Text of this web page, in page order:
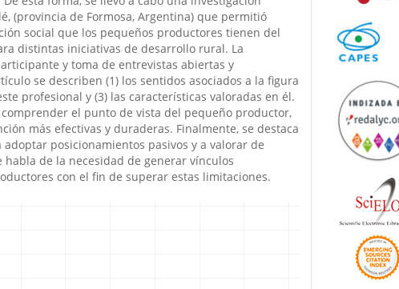
(provincia de Formosa, Argentina) que permitió
social que los pequeños productores tienen del
distintas iniciativas de desarrollo rural. La
y toma de entrevistas abiertas y
se describen (1) los sentidos asociados a la figura
profesional y (3) las caracterí­sticas valoradas en él.
el punto de vista del pequeño productor,
más efectivas y duraderas. Finalmente, se destaca
posicionamientos pasivos y a valorar de
de la necesidad de generar ví­nculos
con el fin de superar estas limitaciones.